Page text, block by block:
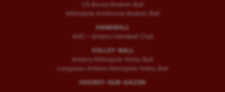
US Boves Basket-Ball
Métropole Amiénoise Basket-Ball
HANDBALL
AHC – Amiens Handball Club
VOLLEY-BALL
Amiens Métropole Volley Ball
Longueau Amiens Metropole Volley Ball
HOCKEY-SUR-GAZON